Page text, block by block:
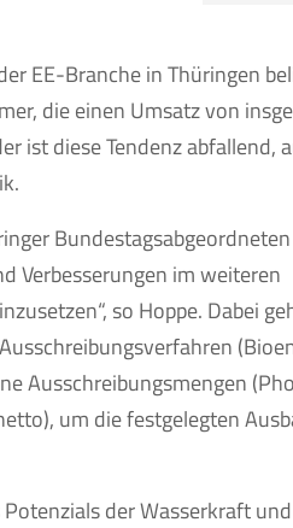
EE-Branche in Thüringen
die einen Umsatz von
ist diese Tendenz abfallend,
Verbesserungen im weiteren
so Hoppe. Dabei
Ausschreibungsmengen
um die festgelegten
der Wasserkraft